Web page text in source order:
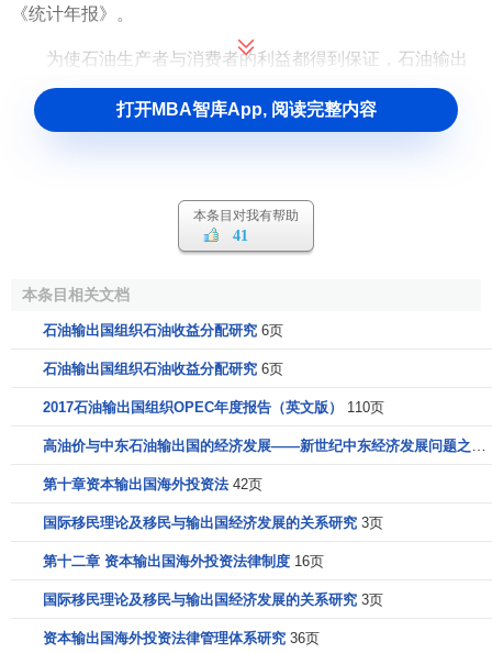
《统计年报》。
为使石油生产者与消费者的利益都得到保证，石油输出
国组织实行石油生产配额制。为防止石油价格飚升，石油输
出国组织可依据市场形势增加其石油产量；为阻止石油价格
石油输出国组织组织条例规定：“在根本利益上与各成员
员国的三分之二多数接纳，并为所有创始成员国一致接纳
后，可成为本组织的全权成员国。”
石油输出国组织组织条例进一步区分了3类成员国的范
畴：
创始成员国———1960年9月出席在伊拉克首都巴格达
举行的石油输出国组织第一次会议，并签署成立石油
全权成员国———包括创始成员国，以及加入石油输
出国组织的申请已为大会所接受的所有国家；
准成员国———虽未获得全权成员国的资格，但在大
打开MBA智库App, 阅读完整内容
本条目对我有帮助
41
本条目相关文档
石油输出国组织石油收益分配研究 6页
石油输出国组织石油收益分配研究 6页
2017石油输出国组织OPEC年度报告（英文版） 110页
高油价与中东石油输出国的经济发展——新世纪中东经济发展问题之二
第十章资本输出国海外投资法 42页
国际移民理论及移民与输出国经济发展的关系研究 3页
第十二章 资本输出国海外投资法律制度 16页
国际移民理论及移民与输出国经济发展的关系研究 3页
资本输出国海外投资法律管理体系研究 36页